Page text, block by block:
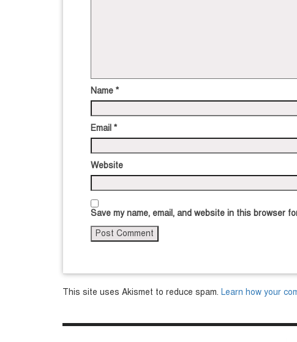
Name *
Email *
Website
Save my name, email, and website in this browser
This site uses Akismet to reduce spam. Learn how your